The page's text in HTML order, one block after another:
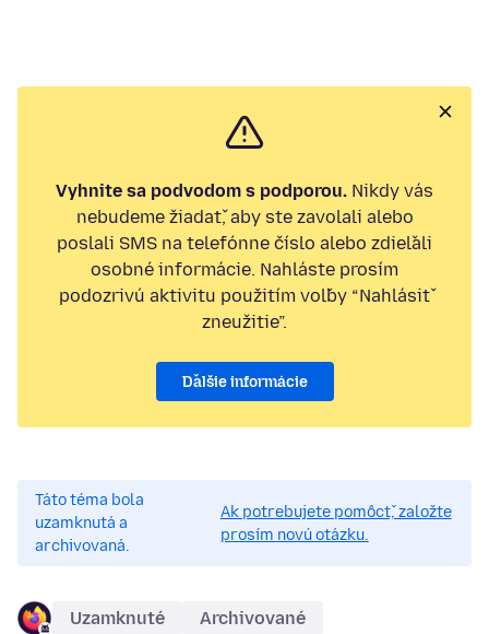
Vyhnite sa podvodom s podporou. Nikdy vás
nebudeme žiadať, aby ste zavolali alebo
poslali SMS na telefónne číslo alebo zdieľali
osobné informácie. Nahláste prosím
podozrivú aktivitu použitím voľby “Nahlásiť
zneužitie”.
Ďalšie informácie
Táto téma bola
uzamknutá a
archivovaná.
Ak potrebujete pomôcť, založte
prosím novú otázku.
Uzamknuté Archivované